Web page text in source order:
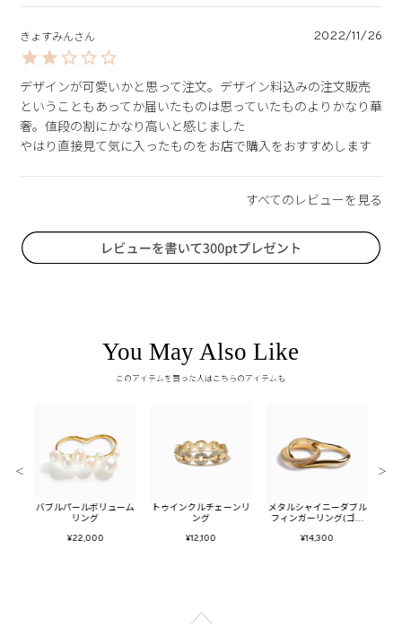
きょすみん 2022/11/26
デザインが可愛いかと思って注文。デザイン料込みの注文販売
ということもあってか届いたものは思っていたものよりかなり華
奢。値段の割にかなり高いと感じました
やはり直接見て気に入ったものをお店で購入をおすすめします
You May Also Like
このアイテムを買った人はこちらのアイテムも
バブルパールボリューム
リング
¥22,000
トゥインクルチェーンリ
ング
¥12,100
メタルシャイニーダブル
フィンガーリング(ゴー
¥14,300
＜ ＞